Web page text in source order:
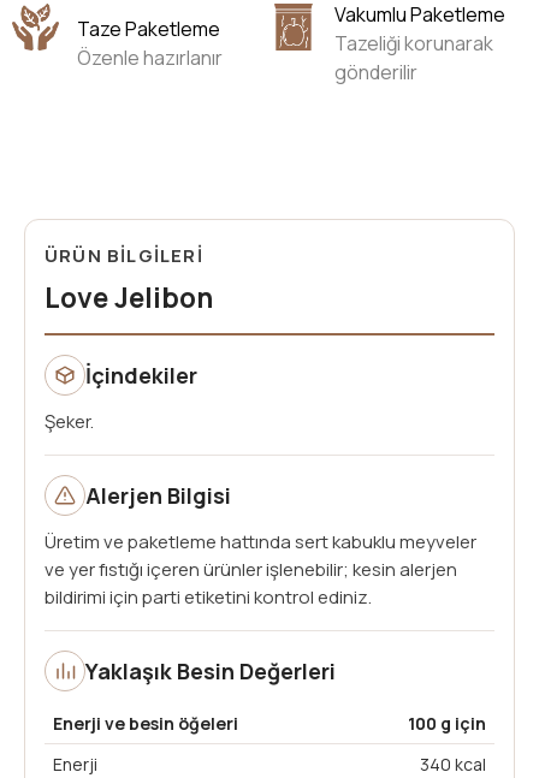
Taze Paketleme
Özenle hazırlanır
Vakumlu Paketleme
Tazeliği korunarak
gönderilir
ÜRÜN BİLGİLERİ
Love Jelibon
İçindekiler
Şeker.
Yaklaşık Besin Değerleri
Enerji ve besin öğeleri
100 g için
Enerji
340 kcal
Alerjen Bilgisi
Üretim ve paketleme hattında sert kabuklu meyveler
ve yer fıstığı içeren ürünler işlenebilir; kesin alerjen
bildirimi için parti etiketini kontrol ediniz.